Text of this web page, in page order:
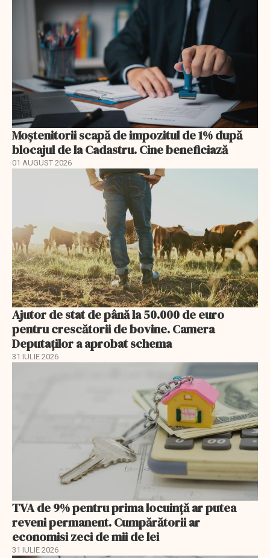
Moștenitorii scapă de impozitul de 1% după
blocajul de la Cadastru. Cine beneficiază
01 AUGUST 2026
Ajutor de stat de până la 50.000 de euro
pentru crescătorii de bovine. Camera
Deputaților a aprobat schema
31 IULIE 2026
TVA de 9% pentru prima locuință ar putea
reveni permanent. Cumpărătorii ar
economisi zeci de mii de lei
31 IULIE 2026